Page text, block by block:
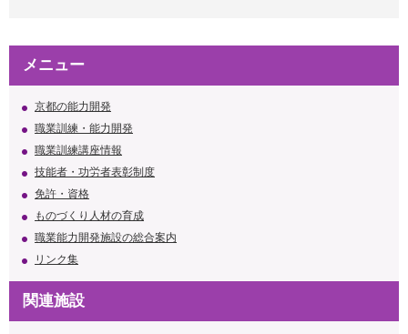
メニュー
京都の能力開発
職業訓練・能力開発
職業訓練講座情報
技能者・功労者表彰制度
免許・資格
ものづくり人材の育成
職業能力開発施設の総合案内
リンク集
関連施設